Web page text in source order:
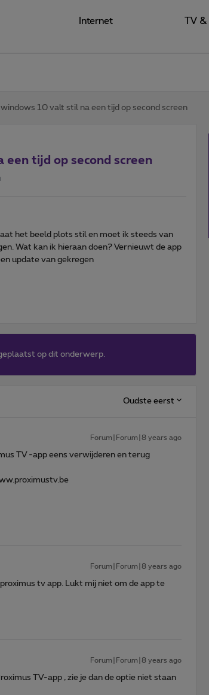
Internet TV &
10 valt stil na een tijd op second screen
tijd op second screen
het beeld plots stil en moet ik steeds van
Wat kan ik hieraan doen? Vernieuwt de app
update van gekregen
op dit onderwerp.
Oudste eerst
Forum|Forum|8 years ago
TV -app eens verwijderen en terug
Forum|Forum|8 years ago
tv app. Lukt mij niet om de app te
Forum|Forum|8 years ago
TV-app , zie je dan de optie niet staan